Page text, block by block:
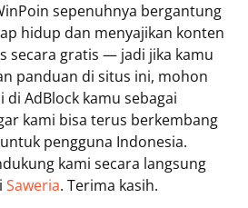
sepenuhnya bergantung
hidup dan menyajikan konten
secara gratis — jadi jika kamu
panduan di situs ini, mohon
AdBlock kamu sebagai
kami bisa terus berkembang
pengguna Indonesia.
kami secara langsung
Saweria. Terima kasih.